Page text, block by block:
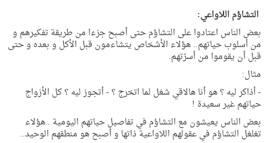
التشاؤم اللاواعي:
بعض الناس اعتادوا على التشاؤم حتى أصبح جزءا من طريقة تفكيرهم و
من أسلوب حياتهم.. هؤلاء الأشخاص يتشاءمون قبل الأكل و بعده و حتى
قبل أن يقوموا من أسرّتهم.
مثال:
- أذاكر ليه ؟ هو أنا هالاقي شغل لما اتخرج ؟ - أتجوز ليه ؟ كل الأزواج
حياتهم غير سعيدة !
بعض الناس يعيشون مع التشاؤم في تفاصيل حياتهم اليومية ..هؤلاء
تغلغل التشاؤم في عقولهم اللاواعية ذاتها و أصبح هو منطقهم الوحيد..